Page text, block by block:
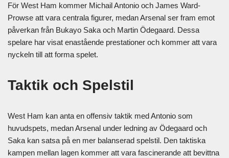
För West Ham kommer Michail Antonio och James Ward-
Prowse att vara centrala figurer, medan Arsenal ser fram emot
påverkan från Bukayo Saka och Martin Ödegaard. Dessa
spelare har visat enastående prestationer och kommer att vara
nyckeln till att forma spelet.
Taktik och Spelstil
West Ham kan anta en offensiv taktik med Antonio som
huvudspets, medan Arsenal under ledning av Ödegaard och
Saka kan satsa på en mer balanserad spelstil. Den taktiska
kampen mellan lagen kommer att vara fascinerande att bevittna